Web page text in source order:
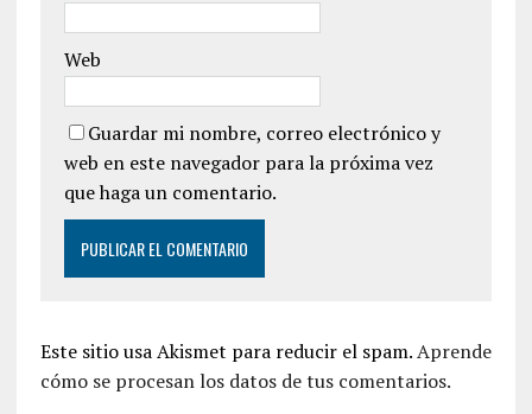
Web
Guardar mi nombre, correo electrónico y
web en este navegador para la próxima vez
que haga un comentario.
Este sitio usa Akismet para reducir el spam.Aprende
cómo se procesan los datos de tus comentarios.